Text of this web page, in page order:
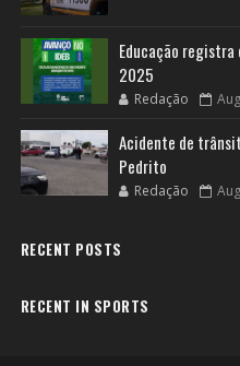
Educação registra
2025
Redação
Acidente de
Pedrito
Redação
RECENT POSTS
RECENT IN SPORTS